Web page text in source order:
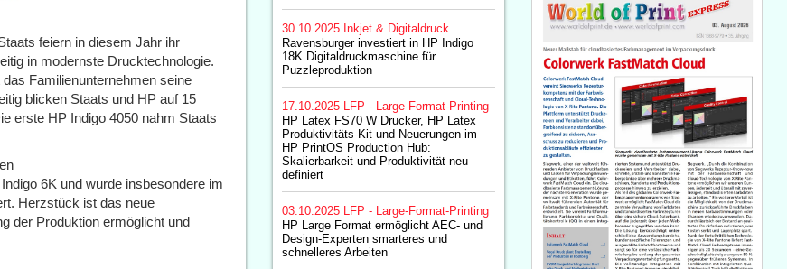
feiern in diesem Jahr ihr
in modernste Drucktechnologie.
Familienunternehmen seine
blicken Staats und HP auf 15
erste HP Indigo 4050 nahm Staats
6K und wurde insbesondere im
Herzstück ist das neue
der Produktion ermöglicht und
30.10.2025 Inkjet & Digitaldruck
Ravensburger investiert in HP Indigo
18K Digitaldruckmaschine für
Puzzleproduktion
17.10.2025
LFP - Large-Format-Printing
HP Latex FS70 W Drucker, HP Latex
Produktivitäts-Kit und Neuerungen im
HP PrintOS Production Hub:
Skalierbarkeit und Produktivität neu
definiert
03.10.2025
LFP - Large-Format-Printing
HP Large Format ermöglicht AEC- und
Design-Experten smarteres und
schnelleres Arbeiten